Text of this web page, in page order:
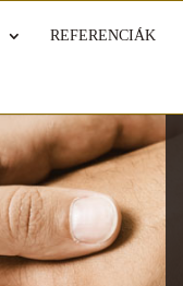
REFERENCIÁK